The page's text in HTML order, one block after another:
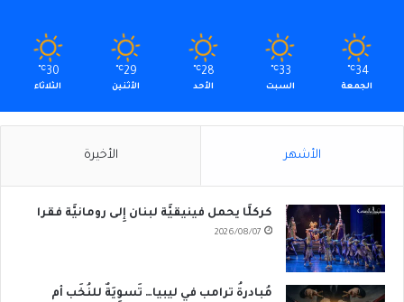
34
℃
الجمعة
33
℃
السبت
28
℃
الأحد
29
℃
الأثنين
30
℃
الثلاثاء
الأشهر الأخيرة
كركلَّا يحمل فينيقيَّة لبنان إِلى رومانيَّة فقرا
2026/08/07
مُبادرةُ ترامب في ليبيا… تَسوِيَةٌ للنُخَب أم